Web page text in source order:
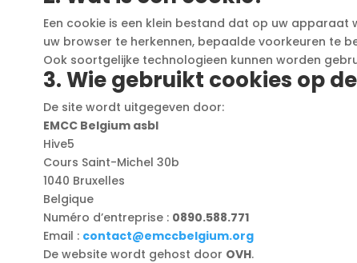
Een cookie is een klein bestand dat op uw
uw browser te herkennen, bepaalde voorkeuren te
Ook soortgelijke technologieen kunnen worden
3. Wie gebruikt cookies op
De site wordt uitgegeven door:
EMCC Belgium asbl
Hive5
Cours Saint-Michel 30b
1040 Bruxelles
Belgique
Numéro d’entreprise : 0890.588.771
Email : contact@emccbelgium.org
De website wordt gehost door OVH.